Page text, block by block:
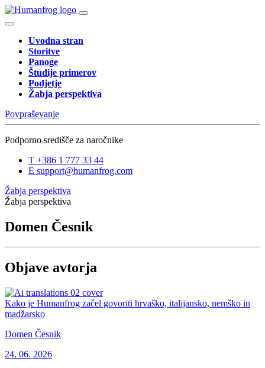
Uvodna stran
Storitve
Panoge
Študije primerov
Podjetje
Žabja perspektiva
Povpraševanje
Podporno središče za naročnike
T +386 1 777 33 44
E support@humanfrog.com
Žabja perspektiva
Žabja perspektiva
Domen Česnik
Objave avtorja
Kako je Humanfrog začel govoriti hrvaško, italijansko, nemško in
madžarsko
Domen Česnik
24. 06. 2026